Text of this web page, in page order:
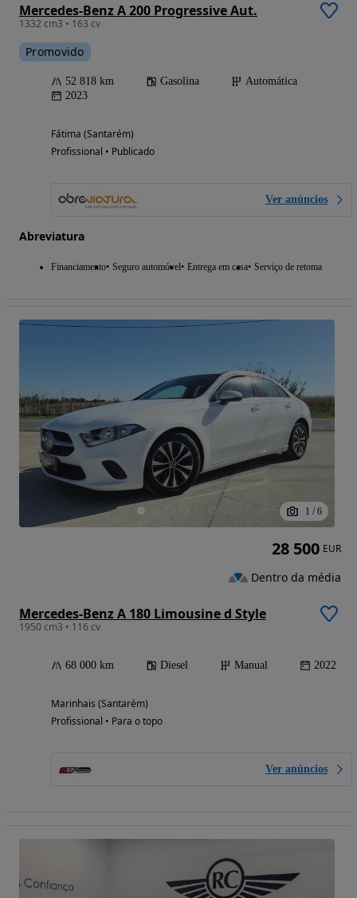
Mercedes-Benz A 200 Progressive Aut.
1332 cm3 • 163 cv
Promovido
52 818 km Gasolina
Automática
2023
Fátima (Santarém)
Profissional • Publicado
Ver anúncios
Abreviatura
Financiamento Seguro automóvel Entrega em casa Serviço de retoma
1 / 6
Mercedes-Benz A 180 Limousine d Style
1950 cm3 • 116 cv
68 000 km Diesel Manual 2022
Marinhais (Santarém)
Profissional • Para o topo
Ver anúncios
28 500 EUR
Dentro da média